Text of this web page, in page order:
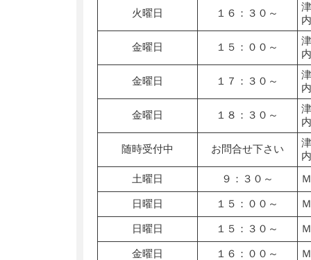
火曜日 １６：３０～
金曜日 １５：００～
金曜日 １７：３０～
金曜日 １８：３０～
随時受付中 お問合せ下さい
土曜日
９：３０～
日曜日 １５：００～
日曜日 １５：３０～
金曜日 １６：００～